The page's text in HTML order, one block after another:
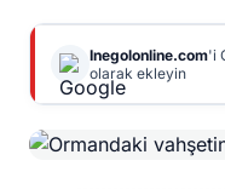
Inegolonline.com'i
olarak ekleyin